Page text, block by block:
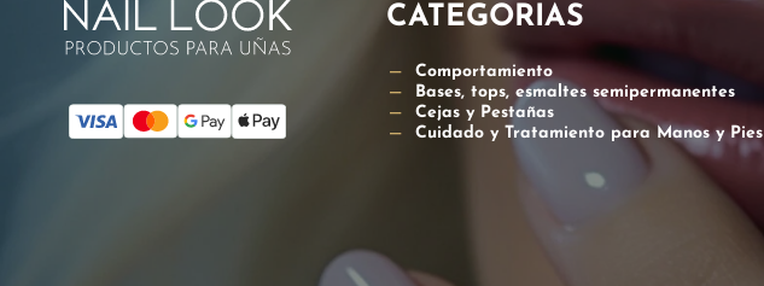
CATEGORIAS
Comportamiento
Bases, tops, esmaltes semipermanentes
Cejas y Pestañas
Cuidado y Tratamiento para Manos y Pies